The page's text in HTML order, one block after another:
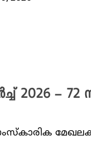
2026 – 72